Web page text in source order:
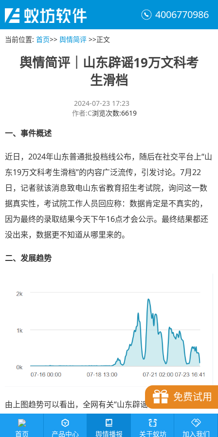
4006770986
当前位置: 首页>> 舆情简评 >>正文
舆情简评｜山东辟谣19万文科考
生滑档
2024-07-23 17:23
作者:C浏览次数:6619
一、 事件概述
近日，2024年山东普通批投档线公布，随后在社交平台上“山
东19万文科考生滑档”的内容广泛流传，引发讨论。7月22
日，记者就该消息致电山东省教育招生考试院，询问这一数
据真实性，考试院工作人员回应称：数据肯定是不真实的，
因为最终的录取结果今天下午16点才会公示。最终结果都还
没出来，数据更不知道从哪里来的。
二、 发展趋势
由上图趋势可以看出，全网有关“山东辟谣19万文科考生滑
档”的舆情 最高峰出现在07月21日08时。
免费试用
首页 产品中心 舆情播报 关于蚁坊 加入我们